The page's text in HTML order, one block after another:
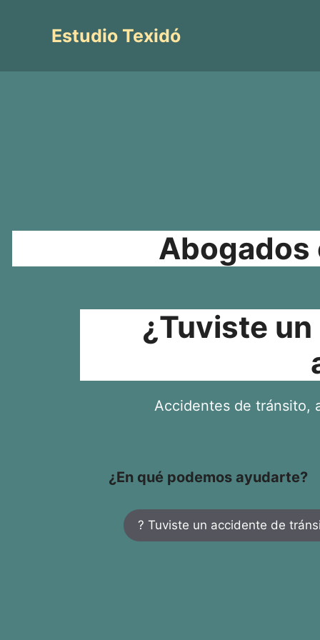
contenidoEstudio Texidó
Abogados
¿Tuviste
Accidentes de tránsito,
¿En qué podemos ayudarte?
? Tuviste un accidente de